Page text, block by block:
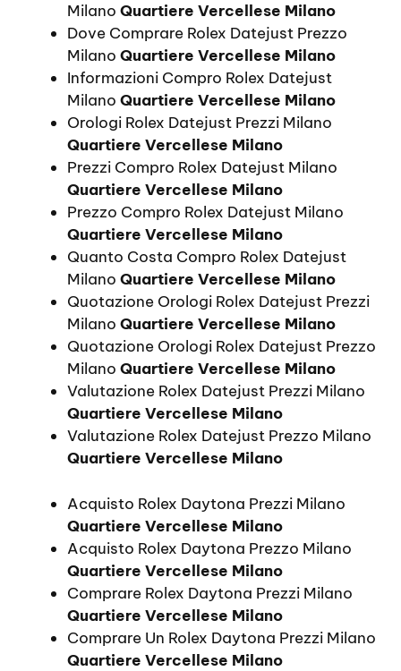
Milano Quartiere Vercellese Milano
Dove Comprare Rolex Datejust Prezzo
Milano Quartiere Vercellese Milano
Informazioni Compro Rolex Datejust
Milano Quartiere Vercellese Milano
Orologi Rolex Datejust Prezzi Milano
Quartiere Vercellese Milano
Prezzi Compro Rolex Datejust Milano
Quartiere Vercellese Milano
Prezzo Compro Rolex Datejust Milano
Quartiere Vercellese Milano
Quanto Costa Compro Rolex Datejust
Milano Quartiere Vercellese Milano
Quotazione Orologi Rolex Datejust Prezzi
Milano Quartiere Vercellese Milano
Quotazione Orologi Rolex Datejust Prezzo
Milano Quartiere Vercellese Milano
Valutazione Rolex Datejust Prezzi Milano
Quartiere Vercellese Milano
Valutazione Rolex Datejust Prezzo Milano
Quartiere Vercellese Milano
Acquisto Rolex Daytona Prezzi Milano
Quartiere Vercellese Milano
Acquisto Rolex Daytona Prezzo Milano
Quartiere Vercellese Milano
Comprare Rolex Daytona Prezzi Milano
Quartiere Vercellese Milano
Comprare Un Rolex Daytona Prezzi Milano
Quartiere Vercellese Milano